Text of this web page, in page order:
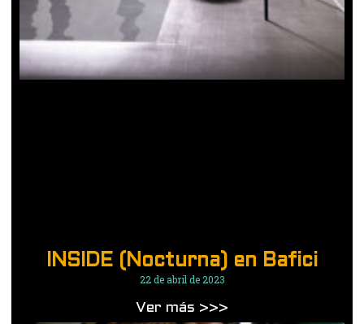
INSIDE (Nocturna) en Bafici
22 de abril de 2023
Ver más >>>